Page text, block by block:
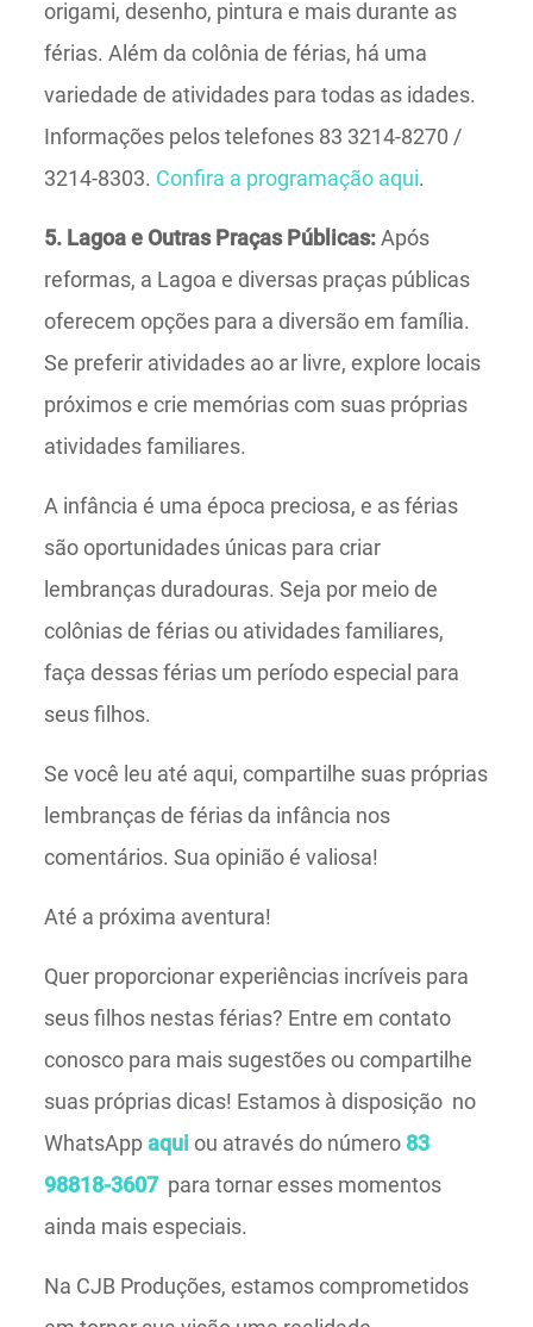
origami, desenho, pintura e mais durante as
férias. Além da colônia de férias, há uma
variedade de atividades para todas as idades.
Informações pelos telefones 83 3214-8270 /
3214-8303. Confira a programação aqui.
5. Lagoa e Outras Praças Públicas:Após
reformas, a Lagoa e diversas praças públicas
oferecem opções para a diversão em família.
Se preferir atividades ao ar livre, explore locais
próximos e crie memórias com suas próprias
atividades familiares.
A infância é uma época preciosa, e as férias
são oportunidades únicas para criar
lembranças duradouras. Seja por meio de
colônias de férias ou atividades familiares,
faça dessas férias um período especial para
seus filhos.
Se você leu até aqui, compartilhe suas próprias
lembranças de férias da infância nos
comentários. Sua opinião é valiosa!
Até a próxima aventura!
Quer proporcionar experiências incríveis para
seus filhos nestas férias? Entre em contato
conosco para mais sugestões ou compartilhe
suas próprias dicas! Estamos à disposição no
WhatsAppaquiou através do número 83
98818-3607para tornar esses momentos
ainda mais especiais.
Na CJB Produções, estamos comprometidos